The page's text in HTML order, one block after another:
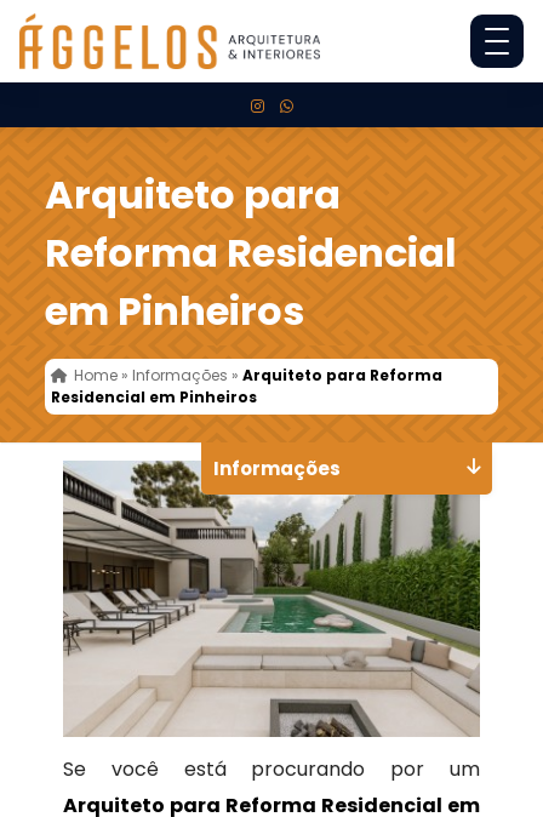
Arquiteto para
Reforma Residencial
em Pinheiros
Home » Informações »Arquiteto para Reforma
Residencial em Pinheiros
Se você está procurando por um
Arquiteto para Reforma Residencial em
Informações